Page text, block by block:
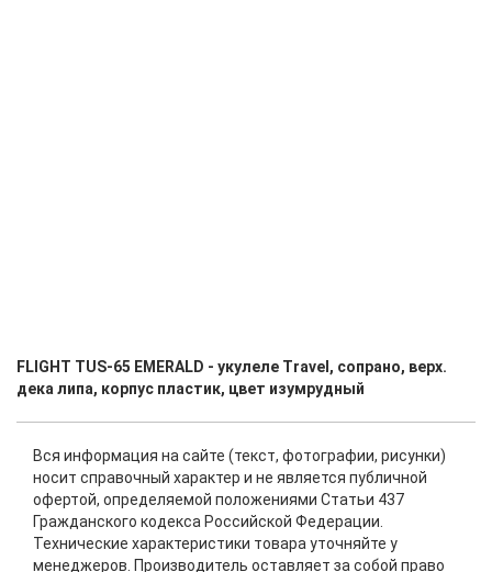
FLIGHT TUS-65 EMERALD - укулеле Travel, сопрано, верх.
дека липа, корпус пластик, цвет изумрудный
Вся информация на сайте (текст, фотографии, рисунки)
носит справочный характер и не является публичной
офертой, определяемой положениями Статьи 437
Гражданского кодекса Российской Федерации.
Технические характеристики товара уточняйте у
менеджеров. Производитель оставляет за собой право